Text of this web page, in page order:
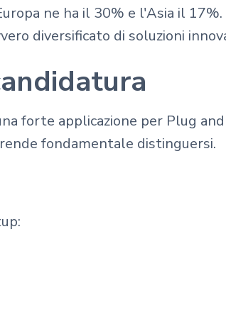
ne ha il 30% e l'Asia il 17%.
diversificato di soluzioni
forte applicazione per Plug
fondamentale distinguersi.